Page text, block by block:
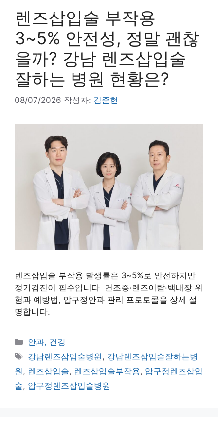
렌즈삽입술 부작용
3~5% 안전성, 정말 괜찮
을까? 강남 렌즈삽입술
잘하는 병원 현황은?
08/07/2026 작성자: 김준현
렌즈삽입술 부작용 발생률은 3~5%로 안전하지만
정기검진이 필수입니다. 건조증·렌즈이탈·백내장 위
험과 예방법, 압구정안과 관리 프로토콜을 상세 설
명합니다.
카
테
고
리
안과, 건강
태
그
강남렌즈삽입술병원 , 강남렌즈삽입술잘하는병
원 , 렌즈삽입술, 렌즈삽입술부작용, 압구정렌즈삽입
술, 압구정렌즈삽입술병원